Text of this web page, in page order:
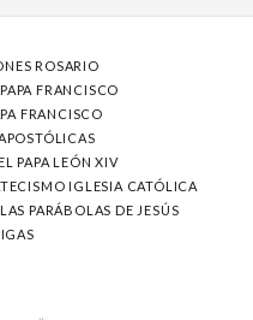
ROSARIO
FRANCISCO
FRANCISCO
PAPA LEÓN XIV
IGLESIA CATÓLICA
LAS PARÁBOLAS DE JESÚS